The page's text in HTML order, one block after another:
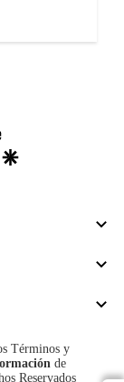
youtube-
footer
twitter
Términos y
de
Reservados